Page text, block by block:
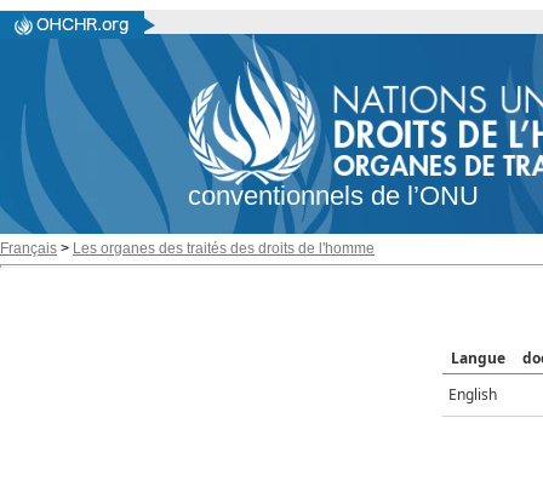
conventionnels de l’ONU
Français > Les organes des traités des droits de l'homme
Langue
English